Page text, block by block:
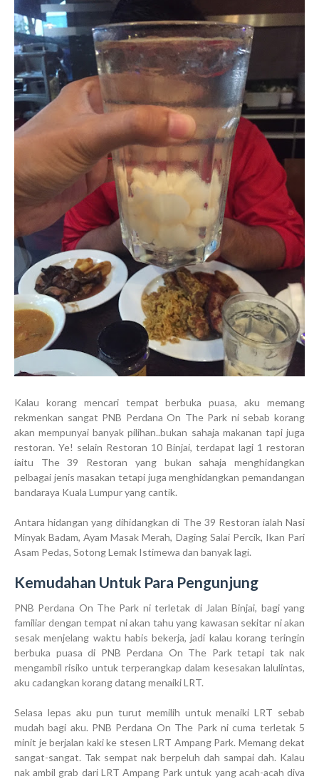
Kalau korang mencari tempat berbuka puasa, aku memang
rekmenkan sangat PNB Perdana On The Park ni sebab korang
akan mempunyai banyak pilihan..bukan sahaja makanan tapi juga
restoran. Ye! selain Restoran 10 Binjai, terdapat lagi 1 restoran
iaitu The 39 Restoran yang bukan sahaja menghidangkan
pelbagai jenis masakan tetapi juga menghidangkan pemandangan
bandaraya Kuala Lumpur yang cantik.
Antara hidangan yang dihidangkan di The 39 Restoran ialah Nasi
Minyak Badam, Ayam Masak Merah, Daging Salai Percik, Ikan Pari
Asam Pedas, Sotong Lemak Istimewa dan banyak lagi.
Kemudahan Untuk Para Pengunjung
PNB Perdana On The Park ni terletak di Jalan Binjai, bagi yang
familiar dengan tempat ni akan tahu yang kawasan sekitar ni akan
sesak menjelang waktu habis bekerja, jadi kalau korang teringin
berbuka puasa di PNB Perdana On The Park tetapi tak nak
mengambil risiko untuk terperangkap dalam kesesakan lalulintas,
aku cadangkan korang datang menaiki LRT.
Selasa lepas aku pun turut memilih untuk menaiki LRT sebab
mudah bagi aku. PNB Perdana On The Park ni cuma terletak 5
minit je berjalan kaki ke stesen LRT Ampang Park. Memang dekat
sangat-sangat. Tak sempat nak berpeluh dah sampai dah. Kalau
nak ambil grab dari LRT Ampang Park untuk yang acah-acah diva